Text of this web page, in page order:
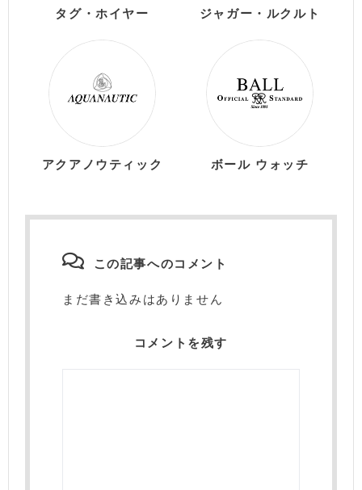
タグ・ホイヤー ジャガー・ルクルト
アクアノウティック ボール ウォッチ
この記事へのコメント
まだ書き込みはありません
コメントを残す